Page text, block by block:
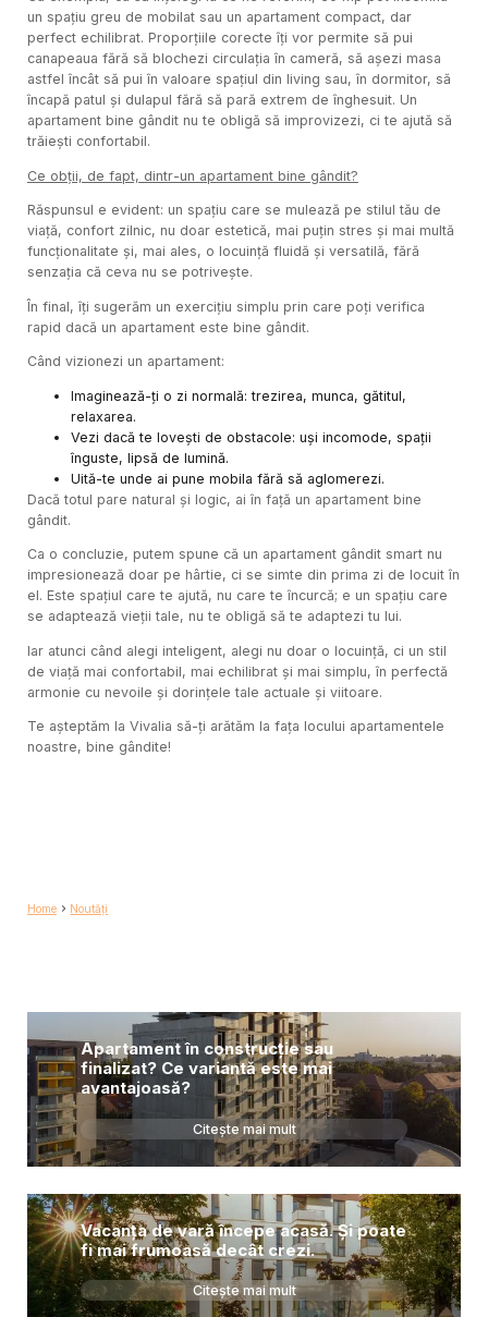
un spațiu greu de mobilat sau un apartament compact, dar
perfect echilibrat. Proporțiile corecte îți vor permite să pui
canapeaua fără să blochezi circulația în cameră, să așezi masa
astfel încât să pui în valoare spațiul din living sau, în dormitor, să
încapă patul și dulapul fără să pară extrem de înghesuit. Un
apartament bine gândit nu te obligă să improvizezi, ci te ajută să
trăiești confortabil.
Ce obții, de fapt, dintr-un apartament bine gândit?
Răspunsul e evident: un spațiu care se mulează pe stilul tău de
viață, confort zilnic, nu doar estetică, mai puțin stres și mai multă
funcționalitate și, mai ales, o locuință fluidă și versatilă, fără
senzația că ceva nu se potrivește.
În final, îți sugerăm un exercițiu simplu prin care poți verifica
rapid dacă un apartament este bine gândit.
Când vizionezi un apartament:
Imaginează-ți o zi normală: trezirea, munca, gătitul,
relaxarea.
Vezi dacă te lovești de obstacole: uși incomode, spații
înguste, lipsă de lumină.
Uită-te unde ai pune mobila fără să aglomerezi.
Dacă totul pare natural și logic, ai în față un apartament bine
gândit.
Ca o concluzie, putem spune că un apartament gândit smart nu
impresionează doar pe hârtie, ci se simte din prima zi de locuit în
el. Este spațiul care te ajută, nu care te încurcă; e un spațiu care
se adaptează vieții tale, nu te obligă să te adaptezi tu lui.
Iar atunci când alegi inteligent, alegi nu doar o locuință, ci un stil
de viață mai confortabil, mai echilibrat și mai simplu, în perfectă
armonie cu nevoile și dorințele tale actuale și viitoare.
Te așteptăm la Vivalia să-ți arătăm la fața locului apartamentele
noastre, bine gândite!
Home Noutăți
Apartament în construcție sau
finalizat? Ce variantă este mai
avantajoasă?
Citește mai mult
Vacanța de vară începe acasă. Și poate
fi mai frumoasă decât crezi.
Citește mai mult